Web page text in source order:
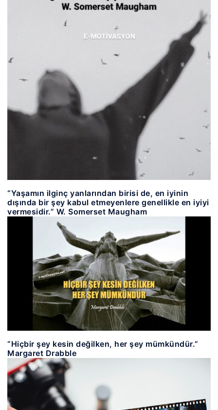
“Yaşamın ilginç yanlarından birisi de, en iyinin
dışında bir şey kabul etmeyenlere genellikle en iyiyi
vermesidir.” W. Somerset Maugham
“Hiçbir şey kesin değilken, her şey mümkündür.”
Margaret Drabble